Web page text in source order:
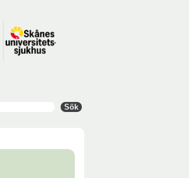
Sök